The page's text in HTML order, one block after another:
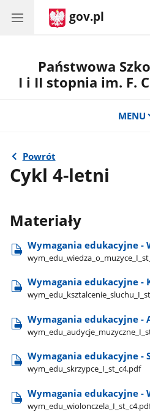
gov.pl
Państwowa
I i II stopnia im. F.
MENU
Powrót
Cykl 4-letni
Materiały
Wymagania edukacyjne -
Wymagania edukacyjne -
Wymagania edukacyjne -
Wymagania edukacyjne -
wym​_edu​_skrzypce​_I​_st​_c4.pdf
Wymagania edukacyjne -